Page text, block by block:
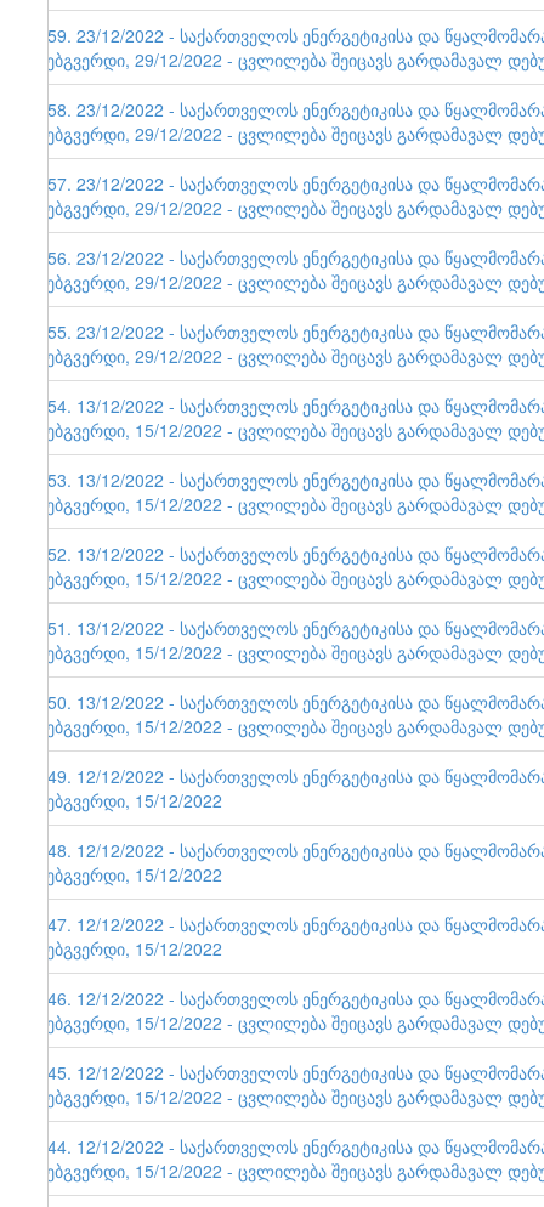
159. 23/12/2022 - საქართველოს ენერგეტიკისა და
ვებგვერდი, 29/12/2022 - ცვლილება შეიცავს გარდამავალ
158. 23/12/2022 - საქართველოს ენერგეტიკისა და
ვებგვერდი, 29/12/2022 - ცვლილება შეიცავს გარდამავალ
157. 23/12/2022 - საქართველოს ენერგეტიკისა და
ვებგვერდი, 29/12/2022 - ცვლილება შეიცავს გარდამავალ
156. 23/12/2022 - საქართველოს ენერგეტიკისა და
ვებგვერდი, 29/12/2022 - ცვლილება შეიცავს გარდამავალ
155. 23/12/2022 - საქართველოს ენერგეტიკისა და
ვებგვერდი, 29/12/2022 - ცვლილება შეიცავს გარდამავალ
154. 13/12/2022 - საქართველოს ენერგეტიკისა და
ვებგვერდი, 15/12/2022 - ცვლილება შეიცავს გარდამავალ
153. 13/12/2022 - საქართველოს ენერგეტიკისა და
ვებგვერდი, 15/12/2022 - ცვლილება შეიცავს გარდამავალ
152. 13/12/2022 - საქართველოს ენერგეტიკისა და
ვებგვერდი, 15/12/2022 - ცვლილება შეიცავს გარდამავალ
151. 13/12/2022 - საქართველოს ენერგეტიკისა და
ვებგვერდი, 15/12/2022 - ცვლილება შეიცავს გარდამავალ
150. 13/12/2022 - საქართველოს ენერგეტიკისა და
ვებგვერდი, 15/12/2022 - ცვლილება შეიცავს გარდამავალ
149. 12/12/2022 - საქართველოს ენერგეტიკისა და
ვებგვერდი, 15/12/2022
148. 12/12/2022 - საქართველოს ენერგეტიკისა და
ვებგვერდი, 15/12/2022
147. 12/12/2022 - საქართველოს ენერგეტიკისა და
ვებგვერდი, 15/12/2022
146. 12/12/2022 - საქართველოს ენერგეტიკისა და
ვებგვერდი, 15/12/2022 - ცვლილება შეიცავს გარდამავალ
145. 12/12/2022 - საქართველოს ენერგეტიკისა და
ვებგვერდი, 15/12/2022 - ცვლილება შეიცავს გარდამავალ
144. 12/12/2022 - საქართველოს ენერგეტიკისა და
ვებგვერდი, 15/12/2022 - ცვლილება შეიცავს გარდამავალ